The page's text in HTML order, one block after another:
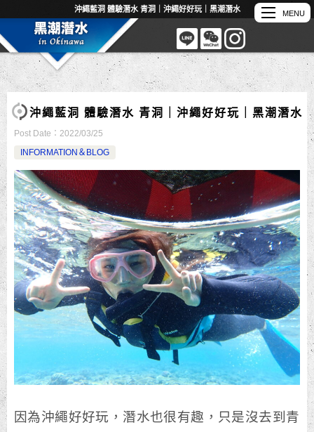
沖繩藍洞 體驗潛水 青洞｜沖繩好好玩｜黑潮潛水
沖繩藍洞 體驗潛水 青洞｜沖繩好好玩｜黑潮潛水
Post Date： 2022/03/25
INFORMATION＆BLOG
因為沖繩好好玩，潛水也很有趣，只是沒去到青